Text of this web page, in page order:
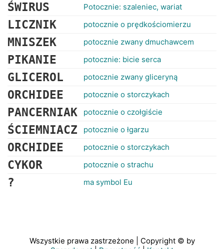
ŚWIRUS Potocznie: szaleniec, wariat
LICZNIK potocznie o prędkościomierzu
MNISZEK potocznie zwany dmuchawcem
PIKANIE potocznie: bicie serca
GLICEROL potocznie zwany gliceryną
ORCHIDEE potocznie o storczykach
PANCERNIAK potocznie o czołgiście
ŚCIEMNIACZ potocznie o łgarzu
ORCHIDEE potocznie o storczykach
CYKOR potocznie o strachu
? ma symbol Eu
Wszystkie prawa zastrzeżone | Copyright © by